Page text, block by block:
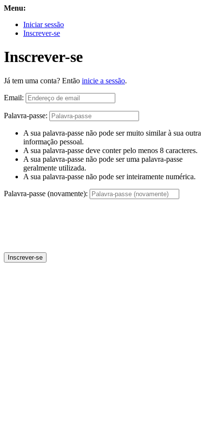
Menu:
Iniciar sessão
Inscrever-se
Inscrever-se
Já tem uma conta? Então inicie a sessão.
Email:
Palavra-passe:
A sua palavra-passe não pode ser muito similar à sua outra
informação pessoal.
A sua palavra-passe deve conter pelo menos 8 caracteres.
A sua palavra-passe não pode ser uma palavra-passe
geralmente utilizada.
A sua palavra-passe não pode ser inteiramente numérica.
Palavra-passe (novamente):
Inscrever-se